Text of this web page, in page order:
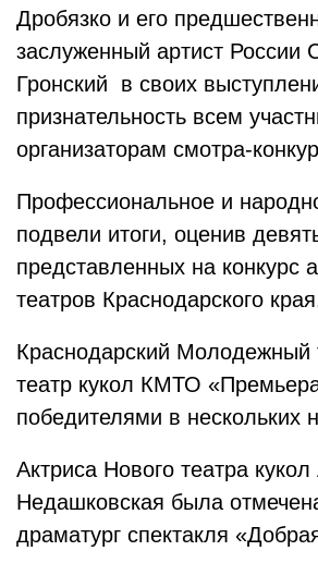
Дробязко и его
заслуженный артист России
Гронский в своих
признательность всем
организаторам смотра-
Профессиональное и
подвели итоги, оценив
представленных на конкурс
театров Краснодарского
Краснодарский Молодежный
театр кукол КМТО
победителями в нескольких
Актриса Нового театра
Недашковская была
драматург спектакля